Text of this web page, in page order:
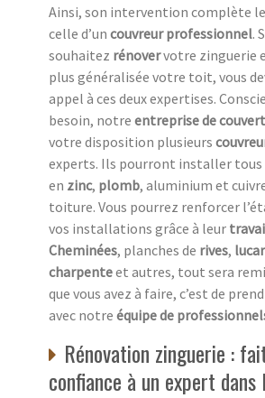
Ainsi, son intervention complète
celle d’un couvreur professionnel.
souhaitez rénovervotre zinguerie
plus généralisée votre toit, vous
appel à ces deux expertises.
besoin, notre entreprise de
votre disposition plusieurs
experts. Ils pourront installer tous
en zinc, plomb, aluminium et
toiture. Vous pourrez renforcer
vos installations grâce à leur
Cheminées, planches de rives,
charpenteet autres, tout sera
que vous avez à faire, c’est de
avec notre équipe de
Rénovation zinguerie :
confiance à un expert dans